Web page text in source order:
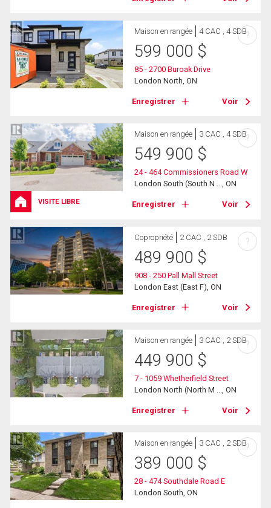
Maison en rangée 4 CAC , 4 SDB
599 000 $
85 - 2700 Buroak Drive
London North, ON
Enregistrer Voir
?
VISITE LIBRE
Maison en rangée 3 CAC , 4 SDB
549 900 $
24 - 464 Commissioners Road W
London South (South N ..., ON
Enregistrer Voir
?
Copropriété 2 CAC , 2 SDB
489 900 $
908 - 250 Pall Mall Street
London East (East F), ON
Enregistrer Voir
?
Maison en rangée 3 CAC , 2 SDB
449 900 $
7 - 1059 Whetherfield Street
London North (North M ..., ON
Enregistrer Voir
?
Maison en rangée 3 CAC , 2 SDB
389 000 $
28 - 474 Southdale Road E
London South, ON
?